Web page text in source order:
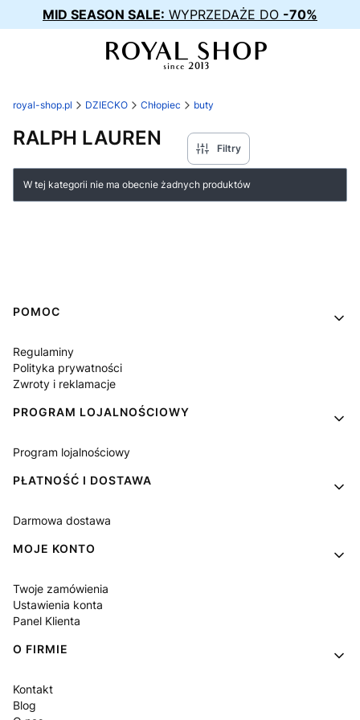
MID SEASON SALE: WYPRZEDAŻE DO -70%
royal-shop.pl DZIECKO Chłopiec buty
RALPH LAUREN Filtry
Lista produktów
W tej kategorii nie ma obecnie żadnych produktów
Linki w stopce
POMOC
Regulaminy
Polityka prywatności
Zwroty i reklamacje
PROGRAM LOJALNOŚCIOWY
Program lojalnościowy
PŁATNOŚĆ I DOSTAWA
Darmowa dostawa
MOJE KONTO
Twoje zamówienia
Ustawienia konta
Panel Klienta
O FIRMIE
Kontakt
Blog